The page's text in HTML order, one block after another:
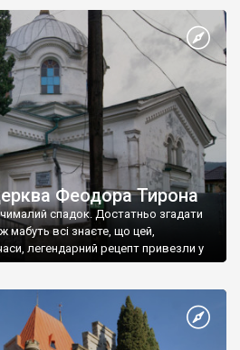
Феодора Тирона
спадок. Достатньо згадати
мабуть всі знаєте, що цей,
легендарний рецепт привезли у